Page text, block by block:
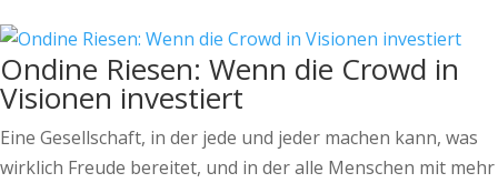
Ondine Riesen: Wenn die Crowd in
Visionen investiert
Eine Gesellschaft, in der jede und jeder machen kann, was
wirklich Freude bereitet, und in der alle Menschen mit mehr